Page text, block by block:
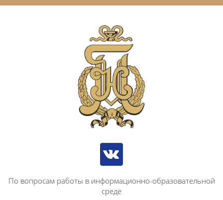
По вопросам работы в информационно-образовательной
среде